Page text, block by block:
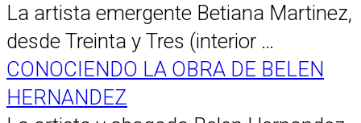
La artista emergente Betiana Martinez,
desde Treinta y Tres (interior …
CONOCIENDO LA OBRA DE BELEN
HERNANDEZ